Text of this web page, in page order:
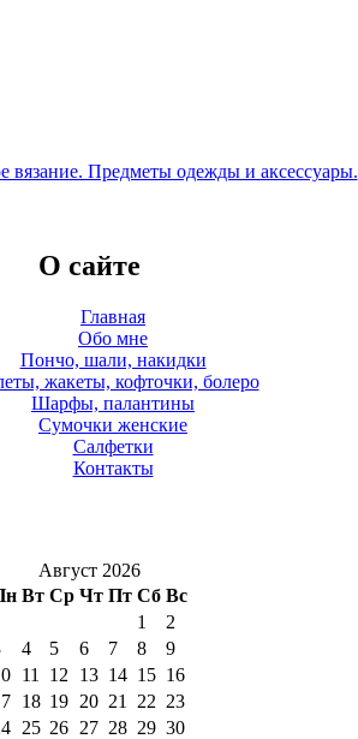
О сайте
Главная
Обо мне
Пончо, шали, накидки
жакеты, кофточки, болеро
Шарфы, палантины
Сумочки женские
Салфетки
Контакты
Август 2026
Вт Ср Чт Пт Сб Вс
1
2
4 5 6 7 8
9
11 12 13 14 15 16
18 19 20 21 22 23
25 26 27 28 29 30